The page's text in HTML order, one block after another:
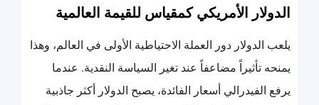
الدولار الأمريكي كمقياس للقيمة العالمية
يلعب الدولار دور العملة الاحتياطية الأولى في العالم، وهذا
يمنحه تأثيراً مضاعفاً عند تغير السياسة النقدية. عندما
يرفع الفيدرالي أسعار الفائدة، يصبح الدولار أكثر جاذبية